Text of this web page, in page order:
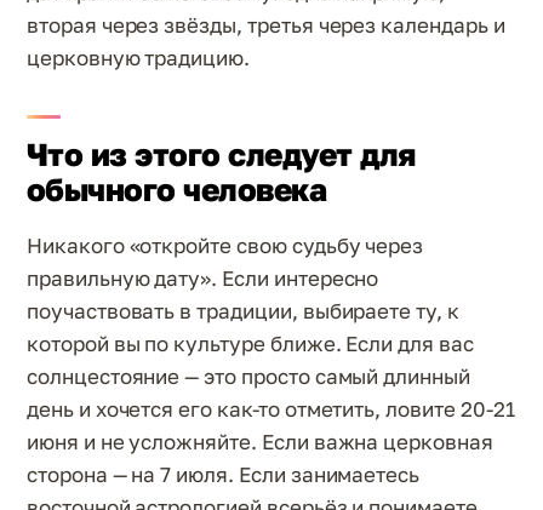
вторая через звёзды, третья через календарь и
церковную традицию.
Что из этого следует для
обычного человека
Никакого «откройте свою судьбу через
правильную дату». Если интересно
поучаствовать в традиции, выбираете ту, к
которой вы по культуре ближе. Если для вас
солнцестояние — это просто самый длинный
день и хочется его как-то отметить, ловите 20-21
июня и не усложняйте. Если важна церковная
сторона — на 7 июля. Если занимаетесь